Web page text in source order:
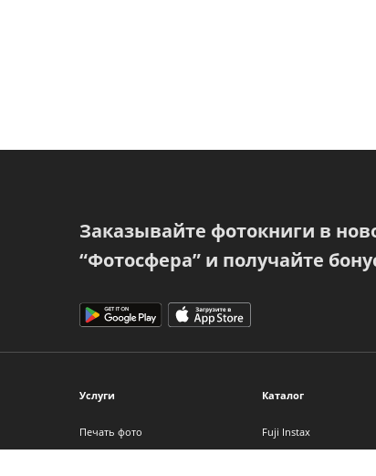
Заказывайте фотокниги в
“Фотосфера” и получайте
Услуги
Печать фото
Каталог
Fuji Instax